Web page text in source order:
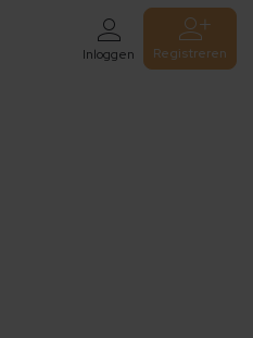
Inloggen Registreren